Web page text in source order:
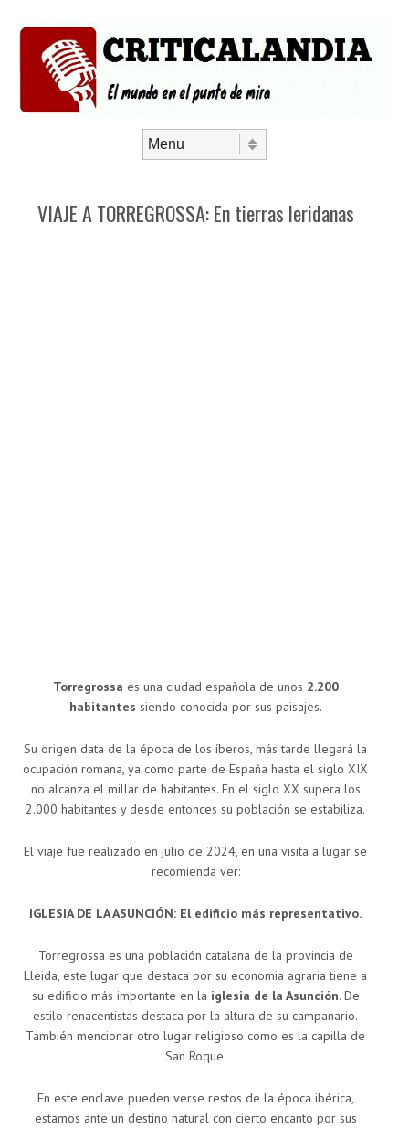
VIAJE A TORREGROSSA: En tierras leridanas
Torregrossa es una ciudad española de unos 2.200
habitantes siendo conocida por sus paisajes.
Su origen data de la época de los íberos, más tarde llegará la
ocupación romana, ya como parte de España hasta el siglo XIX
no alcanza el millar de habitantes. En el siglo XX supera los
2.000 habitantes y desde entonces su población se estabiliza.
El viaje fue realizado en julio de 2024, en una visita a lugar se
recomienda ver:
IGLESIA DE LA ASUNCIÓN: El edificio más representativo.
Torregrossa es una población catalana de la provincia de
Lleida, este lugar que destaca por su economia agraria tiene a
su edificio más importante en la iglesia de la Asunción. De
estilo renacentistas destaca por la altura de su campanario.
También mencionar otro lugar religioso como es la capilla de
San Roque.
En este enclave pueden verse restos de la época ibérica,
estamos ante un destino natural con cierto encanto por sus